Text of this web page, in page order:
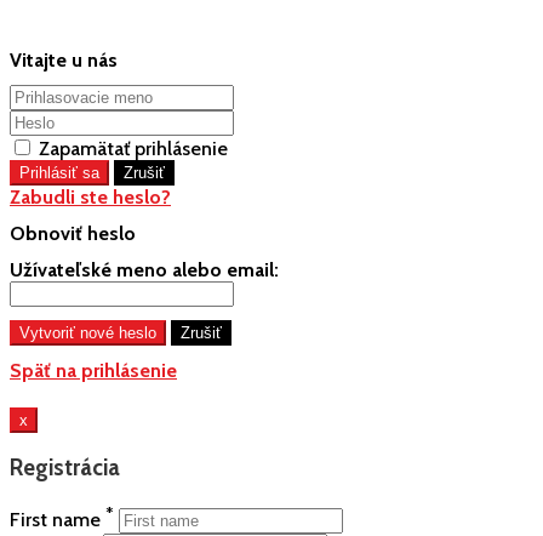
Vitajte u nás
Zapamätať prihlásenie
Zabudli ste heslo?
Obnoviť heslo
Užívateľské meno alebo email:
Späť na prihlásenie
x
Registrácia
First name *